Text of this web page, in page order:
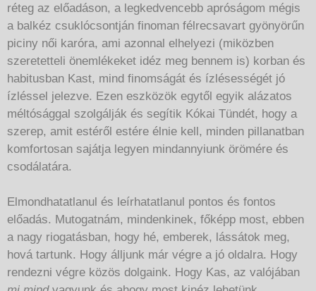
réteg az előadáson, a legkedvencebb apróságom mégis
a balkéz csuklócsontján finoman félrecsavart gyönyörűn
piciny női karóra, ami azonnal elhelyezi (miközben
szeretetteli önemlékeket idéz meg bennem is) korban és
habitusban Kast, mind finomságát és ízlésességét jó
ízléssel jelezve. Ezen eszközök egytől egyik alázatos
méltósággal szolgálják és segítik Kókai Tündét, hogy a
szerep, amit estéről estére élnie kell, minden pillanatban
komfortosan sajátja legyen mindannyiunk örömére és
csodálatára.
Elmondhatatlanul és leírhatatlanul pontos és fontos
előadás. Mutogatnám, mindenkinek, főképp most, ebben
a nagy riogatásban, hogy hé, emberek, lássátok meg,
hová tartunk. Hogy álljunk már végre a jó oldalra. Hogy
rendezni végre közös dolgaink. Hogy Kas, az valójában